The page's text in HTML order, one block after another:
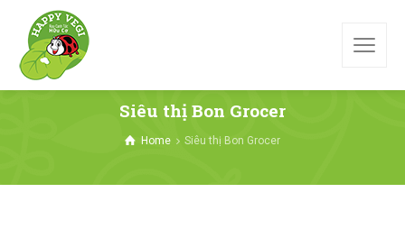
Siêu thị Bon Grocer
Home Siêu thị Bon Grocer